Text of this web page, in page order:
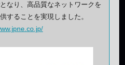
なり、高品質なネットワークを
することを実現しました。